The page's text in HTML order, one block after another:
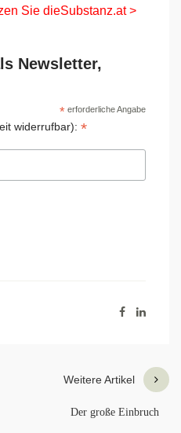
Sie dieSubstanz.at >
Newsletter,
*erforderliche Angabe
widerrufbar): *
Weitere Artikel
Der große Einbruch